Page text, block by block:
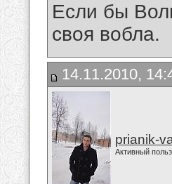
Если бы
своя вобла.
14.11.2010,
prianik-
Активный